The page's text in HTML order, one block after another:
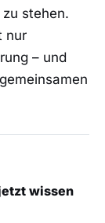
stehen.
nur
– und
wissen